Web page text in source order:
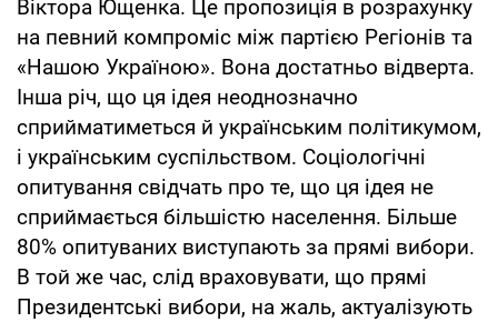
Віктора Ющенка. Це пропозиція в розрахунку
на певний компроміс між партією Регіонів та
«Нашою Україною». Вона достатньо відверта.
Інша річ, що ця ідея неоднозначно
сприйматиметься й українським політикумом,
і українським суспільством. Соціологічні
опитування свідчать про те, що ця ідея не
сприймається більшістю населення. Більше
80% опитуваних виступають за прямі вибори.
В той же час, слід враховувати, що прямі
Президентські вибори, на жаль, актуалізують